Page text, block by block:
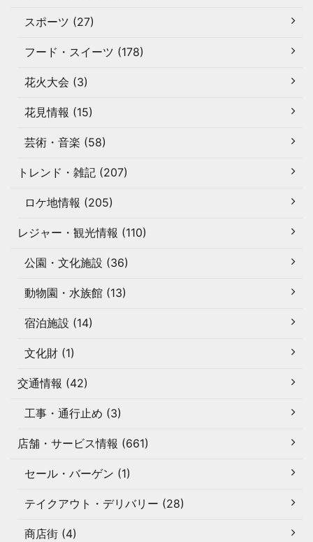
スポーツ (27)
フード・スイーツ (178)
花火大会 (3)
花見情報 (15)
芸術・音楽 (58)
トレンド・雑記 (207)
ロケ地情報 (205)
レジャー・観光情報 (110)
公園・文化施設 (36)
動物園・水族館 (13)
宿泊施設 (14)
文化財 (1)
交通情報 (42)
工事・通行止め (3)
店舗・サービス情報 (661)
セール・バーゲン (1)
テイクアウト・デリバリー (28)
商店街 (4)